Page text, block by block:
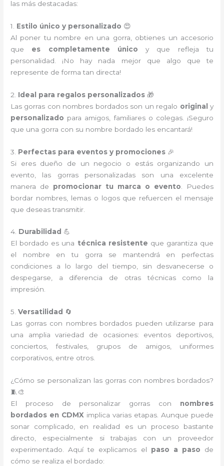
las más destacadas:
1. Estilo único y personalizado 😍
Al poner tu nombre en una gorra, obtienes un accesorio
que es completamente único y que refleja tu
personalidad. ¡No hay nada mejor que algo que te
represente de forma tan directa!
2. Ideal para regalos personalizados 🎁
Las gorras con nombres bordados son un regalo original y
personalizado para amigos, familiares o colegas. ¡Seguro
que una gorra con su nombre bordado les encantará!
3. Perfectas para eventos y promociones 🎉
Si eres dueño de un negocio o estás organizando un
evento, las gorras personalizadas son una excelente
manera de promocionar tu marca o evento . Puedes
bordar nombres, lemas o logos que refuercen el mensaje
que deseas transmitir.
4. Durabilidad 💪
El bordado es una técnica resistente que garantiza que
el nombre en tu gorra se mantendrá en perfectas
condiciones a lo largo del tiempo, sin desvanecerse o
despegarse, a diferencia de otras técnicas como la
impresión.
5.Versatilidad 🔄
Las gorras con nombres bordados pueden utilizarse para
una amplia variedad de ocasiones: eventos deportivos,
conciertos, festivales, grupos de amigos, uniformes
corporativos, entre otros.
¿Cómo se personalizan las gorras con nombres bordados?
🧵🎨
El proceso de personalizar gorras con nombres
bordados en CDMX implica varias etapas. Aunque puede
sonar complicado, en realidad es un proceso bastante
directo, especialmente si trabajas con un proveedor
experimentado. Aquí te explicamos el paso a paso de
cómo se realiza el bordado: